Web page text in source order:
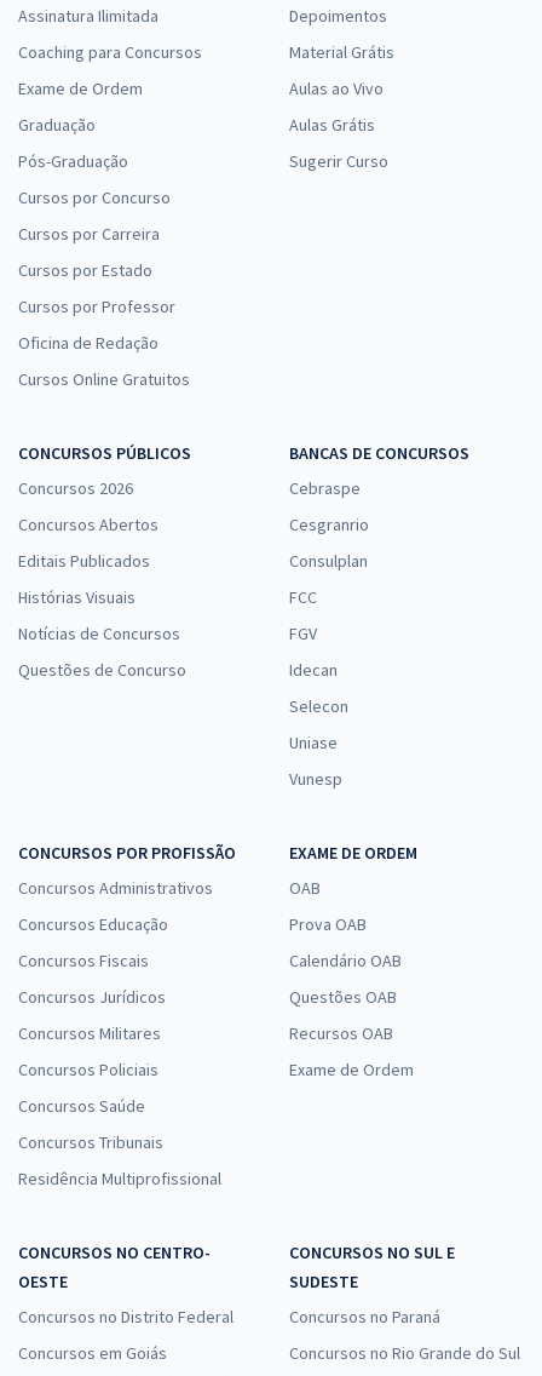
Assinatura Ilimitada
Coaching para Concursos
Exame de Ordem
Graduação
Pós-Graduação
Cursos por Concurso
Cursos por Carreira
Cursos por Estado
Cursos por Professor
Oficina de Redação
Cursos Online Gratuitos
Depoimentos
Material Grátis
Aulas ao Vivo
Aulas Grátis
Sugerir Curso
CONCURSOS PÚBLICOS
Concursos 2026
Concursos Abertos
Editais Publicados
Histórias Visuais
Notícias de Concursos
Questões de Concurso
BANCAS DE CONCURSOS
Cebraspe
Cesgranrio
Consulplan
FCC
FGV
Idecan
Selecon
Uniase
Vunesp
CONCURSOS POR PROFISSÃO
Concursos Administrativos
Concursos Educação
Concursos Fiscais
Concursos Jurídicos
Concursos Militares
Concursos Policiais
Concursos Saúde
Concursos Tribunais
Residência Multiprofissional
EXAME DE ORDEM
OAB
Prova OAB
Calendário OAB
Questões OAB
Recursos OAB
Exame de Ordem
CONCURSOS NO CENTRO-
OESTE
Concursos no Distrito Federal
Concursos em Goiás
CONCURSOS NO SUL E
SUDESTE
Concursos no Paraná
Concursos no Rio Grande do Sul